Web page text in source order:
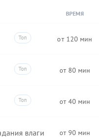
ВРЕМЯ
120
80
40
влаги 90